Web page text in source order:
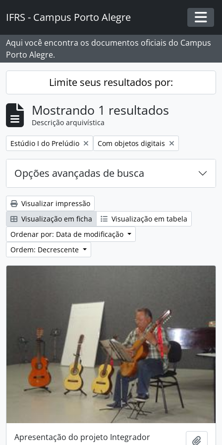
IFRS - Campus Porto Alegre
Aqui você encontra os documentos oficiais do Campus
Porto Alegre.
Limite seus resultados por:
Mostrando 1 resultados
Descrição arquivística
Remover filtro:
Estúdio I do Prelúdio Remover filtro:
Com objetos digitais
Opções avançadas de busca
Visualizar impressão
Visualização em ficha
Visualização em tabela
Ordenar por: Data de modificação
Ordem: Decrescente
Apresentação do projeto Integrador